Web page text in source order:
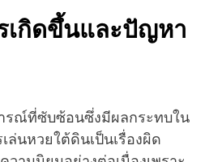
เกิดขึ้นและปัญหา
รณ์ที่ซับซ้อนซึ่งมีผลกระทบใน
ล่นหวยใต้ดินเป็นเรื่องผิด